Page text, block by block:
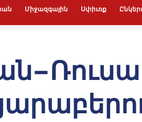
Միջազգային Սփիւռք